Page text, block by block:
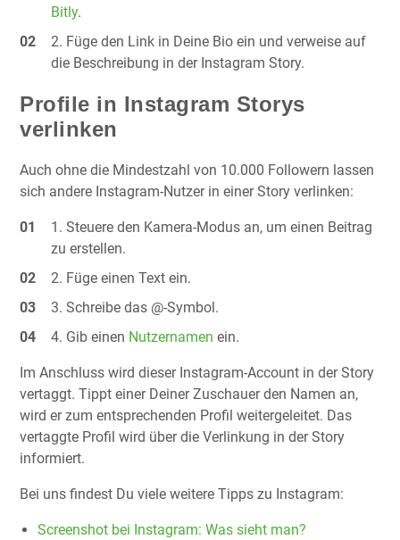
Bitly.
Füge den Link in Deine Bio ein und verweise auf
die Beschreibung in der Instagram Story.
Profile in Instagram Storys
verlinken
Auch ohne die Mindestzahl von 10.000 Followern lassen
sich andere Instagram-Nutzer in einer Story verlinken:
Steuere den Kamera-Modus an, um einen Beitrag
zu erstellen.
Füge einen Text ein.
Schreibe das @-Symbol.
Gib einen Nutzernamen ein.
Im Anschluss wird dieser Instagram-Account in der Story
vertaggt. Tippt einer Deiner Zuschauer den Namen an,
wird er zum entsprechenden Profil weitergeleitet. Das
vertaggte Profil wird über die Verlinkung in der Story
informiert.
Bei uns findest Du viele weitere Tipps zu Instagram:
Screenshot bei Instagram: Was sieht man?